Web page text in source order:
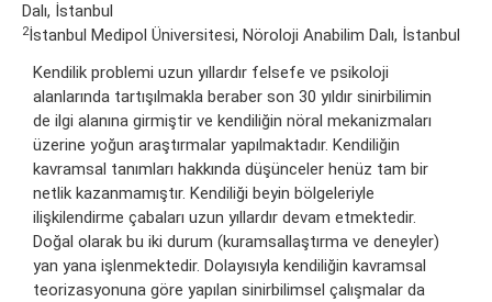
Dalı, İstanbul
2İstanbul Medipol Üniversitesi, Nöroloji Anabilim Dalı, İstanbul
Kendilik problemi uzun yıllardır felsefe ve psikoloji
alanlarında tartışılmakla beraber son 30 yıldır sinirbilimin
de ilgi alanına girmiştir ve kendiliğin nöral mekanizmaları
üzerine yoğun araştırmalar yapılmaktadır. Kendiliğin
kavramsal tanımları hakkında düşünceler henüz tam bir
netlik kazanmamıştır. Kendiliği beyin bölgeleriyle
ilişkilendirme çabaları uzun yıllardır devam etmektedir.
Doğal olarak bu iki durum (kuramsallaştırma ve deneyler)
yan yana işlenmektedir. Dolayısıyla kendiliğin kavramsal
teorizasyonuna göre yapılan sinirbilimsel çalışmalar da